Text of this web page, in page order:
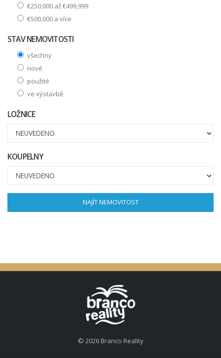
€250,000 až €499,999
€500,000 a více
STAV NEMOVITOSTI
všechny
nové
použité
ve výstavbě
LOŽNICE
KOUPELNY
NAJÍT NEMOVITOST
© 2026 Branco Reality